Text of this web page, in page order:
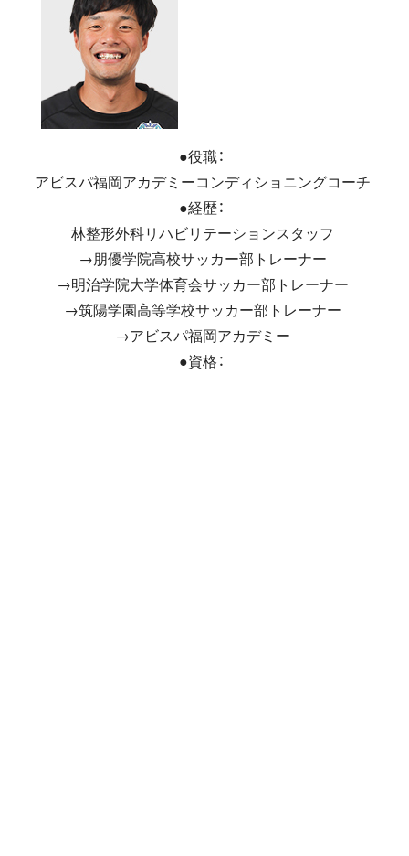
●役職：
アビスパ福岡アカデミーコンディショニングコーチ
●経歴：
林整形外科リハビリテーションスタッフ
→朋優学院高校サッカー部トレーナー
→明治学院大学体育会サッカー部トレーナー
→筑陽学園高等学校サッカー部トレーナー
→アビスパ福岡アカデミー
●資格：
鍼灸師、日本体育協会公認アスレティックトレーナー